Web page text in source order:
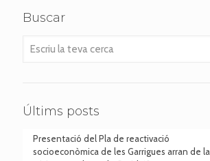
Buscar
Últims posts
Presentació del Pla de reactivació
socioeconòmica de les Garrigues arran de la